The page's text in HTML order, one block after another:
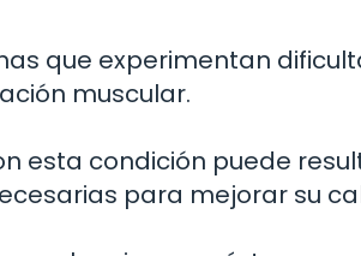
que experimentan
muscular.
esta condición puede
para mejorar su